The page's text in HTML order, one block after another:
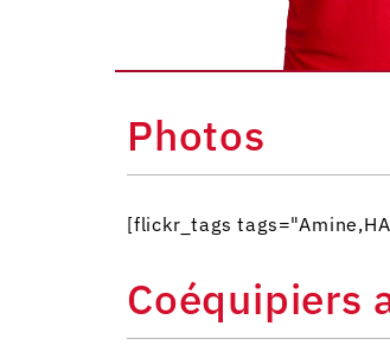
Photos
[flickr_tags
Coéquipiers